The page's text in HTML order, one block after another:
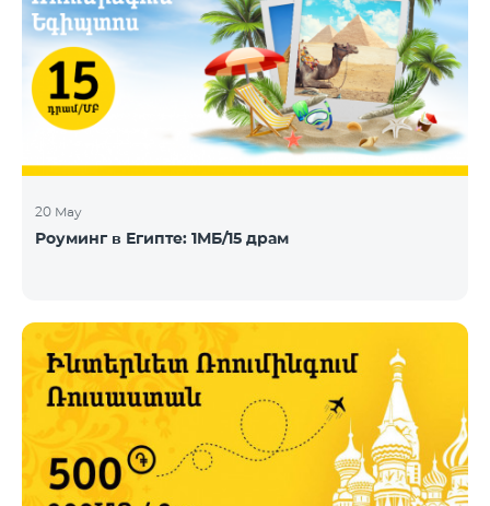
телевизионных услуг на рынке Армении.
Компания Telecom Armenia приняла решение
модернизировать существующую систему. Нам
требовалась производительная, масштабируемая
инфраструктура для пр
20 May
Роуминг в Египте: 1МБ/15 драм